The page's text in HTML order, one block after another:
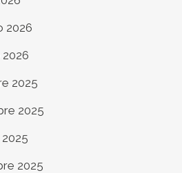
2026
2026
2025
2025
2025